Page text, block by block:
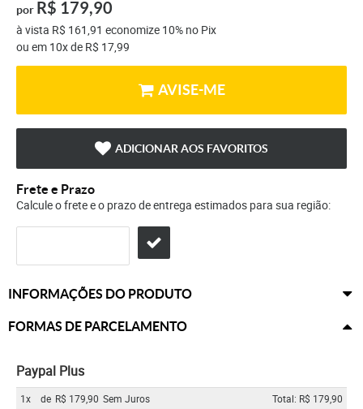
por R$ 179,90
à vista R$ 161,91 economize 10% no Pix
ou em 10xde R$ 17,99
AVISE-ME
ADICIONAR AOS FAVORITOS
Frete e Prazo
Calcule o frete e o prazo de entrega estimados para sua região:
INFORMAÇÕES DO PRODUTO
FORMAS DE PARCELAMENTO
Paypal Plus
1x de R$ 179,90 Sem Juros
Total: R$ 179,90